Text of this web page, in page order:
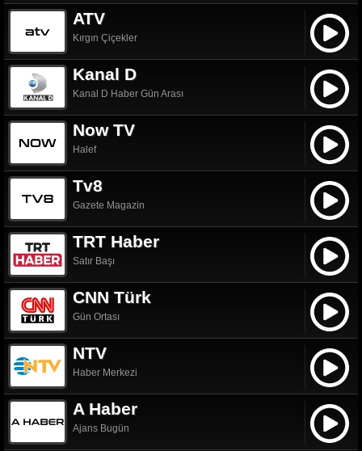
ATV
Kırgın Çiçekler
Kanal D
Kanal D Haber Gün Arası
Now TV
Halef
Tv8
Gazete Magazin
TRT Haber
Satır Başı
CNN Türk
Gün Ortası
NTV
Haber Merkezi
A Haber
Ajans Bugün